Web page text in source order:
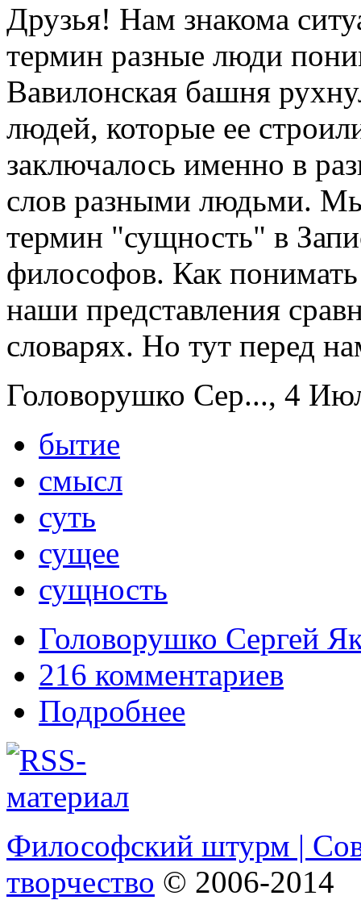
Друзья! Нам знакома
термин разные люди
Вавилонская башня
людей, которые ее
заключалось именно в
слов разными людьми.
термин "сущность" в
философов. Как
наши представления
словарях. Но тут перед
Головорушко Сер..., 4
бытие
смысл
суть
сущее
сущность
Головорушко Сергей
216 комментариев
Подробнее
Философский штурм |
творчество © 2006-2014